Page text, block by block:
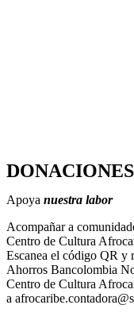
Apoya nuestra labor
Acompañar a
Centro de Cultura
Escanea el código QR y
Ahorros Bancolombia
Centro de Cultura
a